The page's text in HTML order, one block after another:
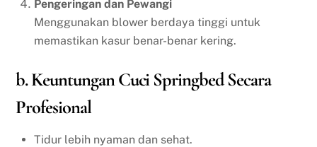
Pengeringan dan Pewangi
Menggunakan blower berdaya tinggi untuk
memastikan kasur benar-benar kering.
b. Keuntungan Cuci Springbed Secara
Profesional
Tidur lebih nyaman dan sehat.